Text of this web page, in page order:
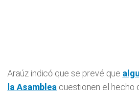
Araúz indicó que se prevé que
la Asamblea cuestionen el hecho